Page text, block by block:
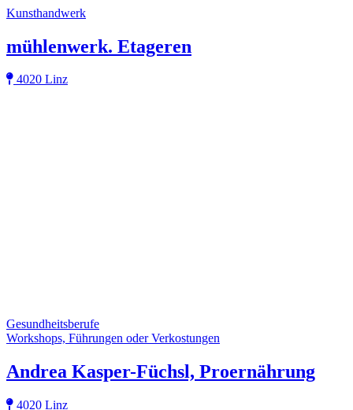
Kunsthandwerk
mühlenwerk. Etageren
4020 Linz
Gesundheitsberufe
Workshops, Führungen oder Verkostungen
Andrea Kasper-Füchsl, Proernährung
4020 Linz